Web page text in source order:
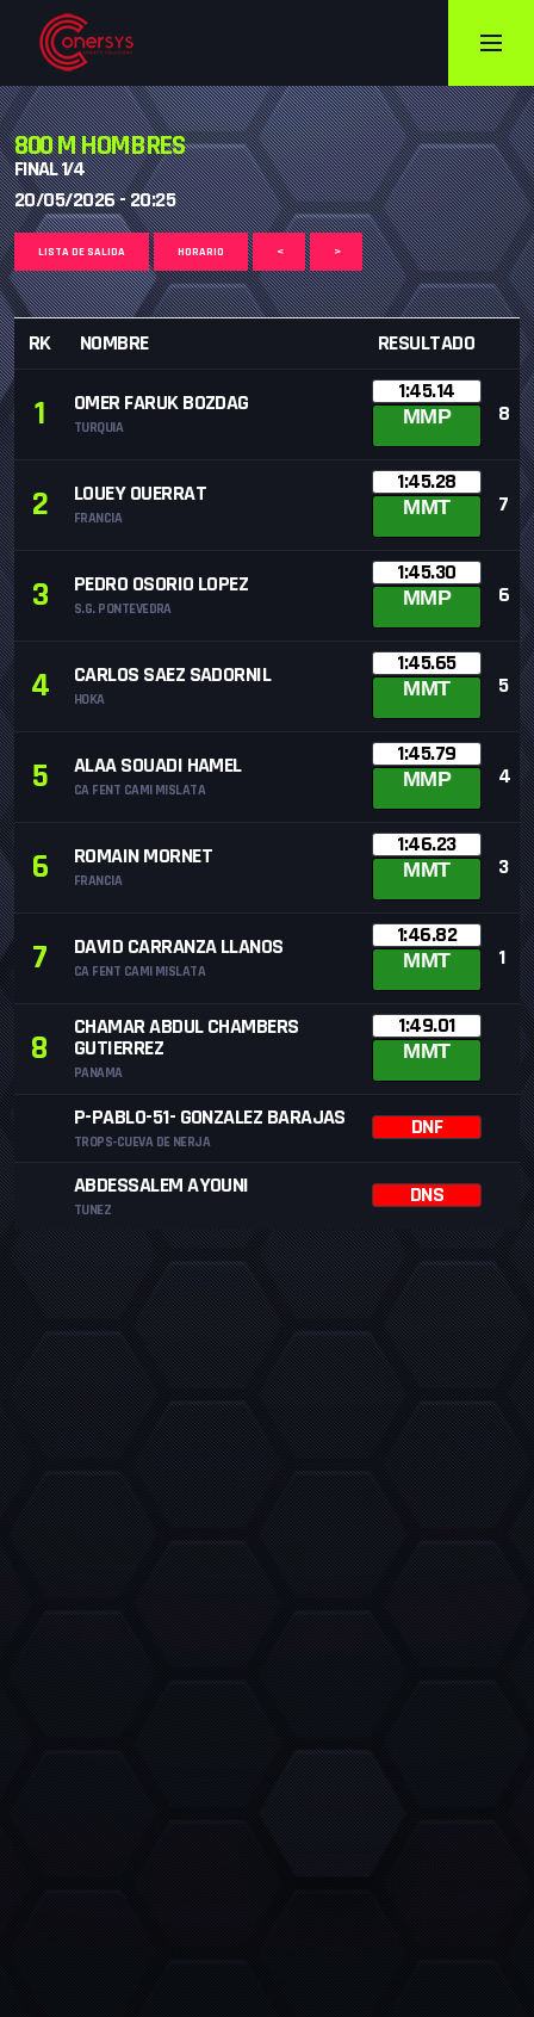
800 M HOMBRES
FINAL 1/4
20/05/2026 - 20:25
LISTA DE SALIDA HORARIO < >
RK NOMBRE RESULTADO
1 OMER FARUK BOZDAG
TURQUIA
1:45.14
MMP 8
2 LOUEY OUERRAT
FRANCIA
1:45.28
MMT 7
3 PEDRO OSORIO LOPEZ
S.G. PONTEVEDRA
1:45.30
MMP 6
4 CARLOS SAEZ SADORNIL
HOKA
1:45.65
MMT 5
5 ALAA SOUADI HAMEL
CA FENT CAMI MISLATA
1:45.79
MMP 4
6 ROMAIN MORNET
FRANCIA
1:46.23
MMT 3
7 DAVID CARRANZA LLANOS
CA FENT CAMI MISLATA
1:46.82
MMT 1
8
CHAMAR ABDUL CHAMBERS
GUTIERREZ
PANAMA
1:49.01
MMT
P-PABLO-51- GONZALEZ BARAJAS
TROPS-CUEVA DE NERJA
DNF
ABDESSALEM AYOUNI
TUNEZ
DNS